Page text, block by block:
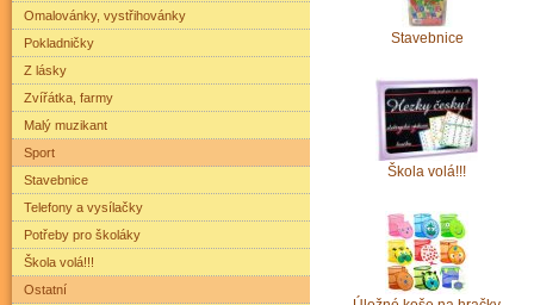
Stavebnice
Škola volá!!!
Omalovánky, vystřihovánky
Pokladničky
Z lásky
Zvířátka, farmy
Malý muzikant
Sport
Stavebnice
Telefony a vysílačky
Potřeby pro školáky
Škola volá!!!
Ostatní